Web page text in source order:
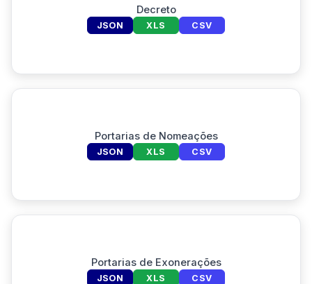
Decreto
JSON XLS CSV
Portarias de Nomeações
JSON XLS CSV
Portarias de Exonerações
JSON XLS CSV